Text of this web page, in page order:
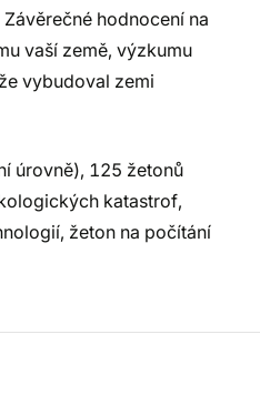
hodnocení na
vaší země, výzkumu
vybudoval zemi
úrovně), 125 žetonů
katastrof,
žeton na počítání